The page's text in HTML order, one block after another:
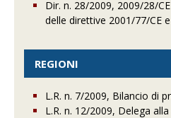
Dir. n. 28/2009, 2009/28/
delle direttive 2001/77/CE
REGIONI
L.R. n. 7/2009, Bilancio di
L.R. n. 12/2009, Delega